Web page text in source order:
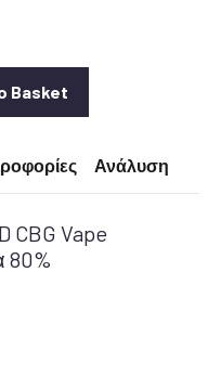
Basket
Ανάλυση
CBG Vape
80%